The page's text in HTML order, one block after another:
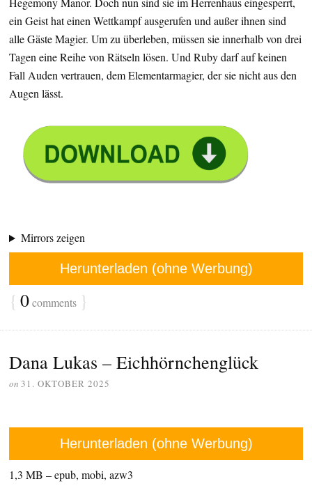
ein Geist hat einen Wettkampf ausgerufen und außer ihnen sind
alle Gäste Magier. Um zu überleben, müssen sie innerhalb von drei
Tagen eine Reihe von Rätseln lösen. Und Ruby darf auf keinen
Fall Auden vertrauen, dem Elementarmagier, der sie nicht aus den
Augen lässt.
Mirrors zeigen
Herunterladen (ohne Werbung)
{ 0comments }
Dana Lukas – Eichhörnchenglück
on 31. OKTOBER 2025
Herunterladen (ohne Werbung)
1,3 MB – epub, mobi, azw3